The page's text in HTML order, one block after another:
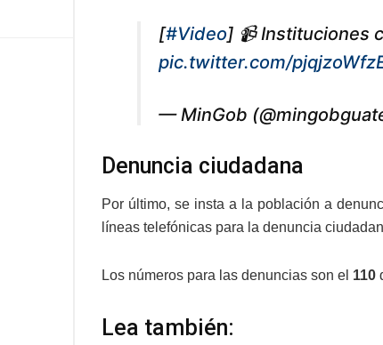
[#Video] 📹 Instituciones
pic.twitter.com/
— MinGob
Denuncia ciudadana
Por último, se insta a la población a
líneas telefónicas para la denuncia
Los números para las denuncias son el 110
Lea también: